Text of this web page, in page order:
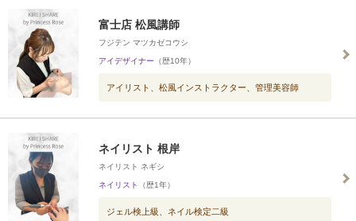
富士店 松風講師
フジテン マツカゼコウシ
アイデザイナー （歴10年）
アイリスト、松風インストラクター、管理美容師
ネイリスト 根岸
ネイリスト ネギシ
ネイリスト （歴1年）
ジェル検上級、ネイル検定二級